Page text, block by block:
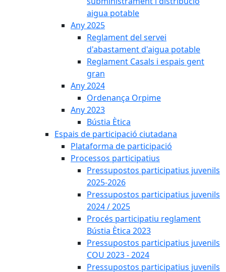
aigua potable
Any 2025
Reglament del servei
d'abastament d'aigua potable
Reglament Casals i espais gent
gran
Any 2024
Ordenança Orpime
Any 2023
Bústia Ètica
Espais de participació ciutadana
Plataforma de participació
Processos participatius
Pressupostos participatius juvenils
2025-2026
Pressupostos participatius juvenils
2024 / 2025
Procés participatiu reglament
Bústia Ètica 2023
Pressupostos participatius juvenils
COU 2023 - 2024
Pressupostos participatius juvenils